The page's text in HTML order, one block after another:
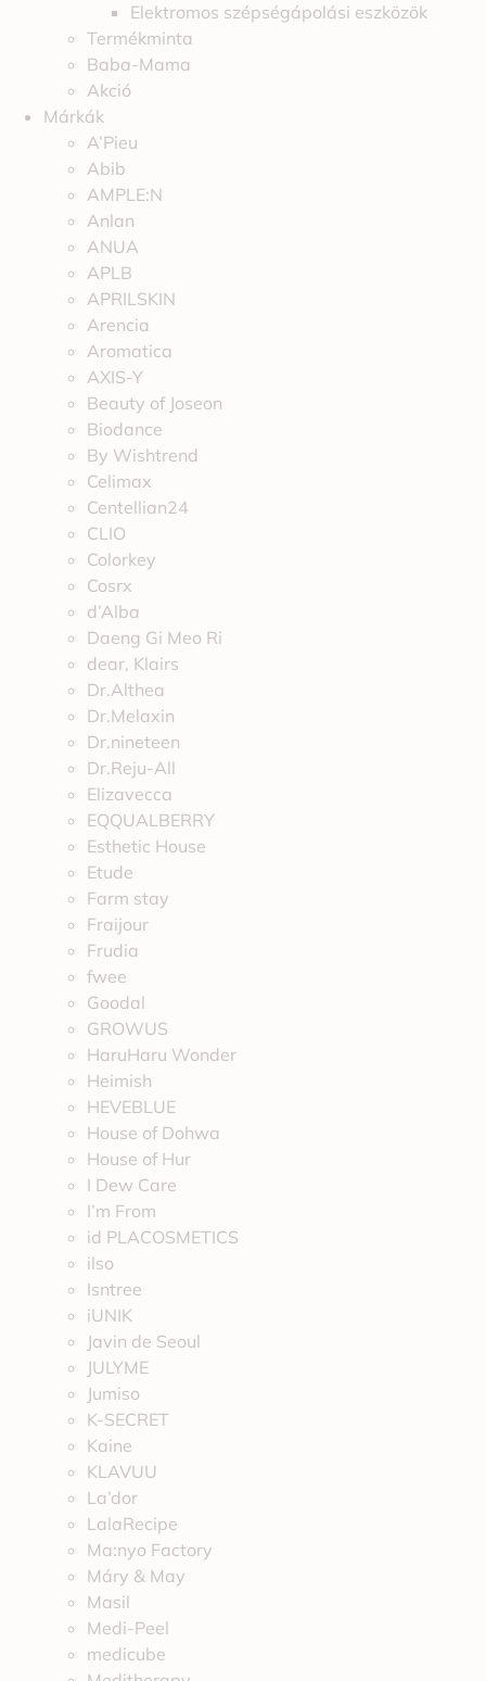
Elektromos szépségápolási eszközök
Termékminta
Baba-Mama
Akció
Márkák
A’Pieu
Abib
AMPLE:N
Anlan
ANUA
APLB
APRILSKIN
Arencia
Aromatica
AXIS-Y
Beauty of Joseon
Biodance
By Wishtrend
Celimax
Centellian24
CLIO
Colorkey
Cosrx
d’Alba
Daeng Gi Meo Ri
dear, Klairs
Dr.Althea
Dr.Melaxin
Dr.nineteen
Dr.Reju-All
Elizavecca
EQQUALBERRY
Esthetic House
Etude
Farm stay
Fraijour
Frudia
fwee
Goodal
GROWUS
HaruHaru Wonder
Heimish
HEVEBLUE
House of Dohwa
House of Hur
I Dew Care
I’m From
id PLACOSMETICS
ilso
Isntree
iUNIK
Javin de Seoul
JULYME
Jumiso
K-SECRET
Kaine
KLAVUU
La’dor
LalaRecipe
Ma:nyo Factory
Máry & May
Masil
Medi-Peel
medicube